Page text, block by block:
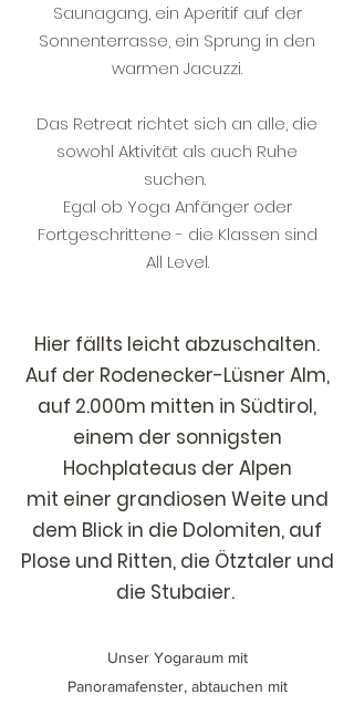
Saunagang, ein Aperitif auf der
Sonnenterrasse, ein Sprung in den
warmen Jacuzzi.
Das Retreat richtet sich an alle, die
sowohl Aktivität als auch Ruhe
suchen.
Egal ob Yoga Anfänger oder
Fortgeschrittene - die Klassen sind
All Level.
Hier fällts leicht abzuschalten.
Auf der Rodenecker-Lüsner Alm,
auf 2.000m mitten in Südtirol,
einem der sonnigsten
Hochplateaus der Alpen
mit einer grandiosen Weite und
dem Blick in die Dolomiten, auf
Plose und Ritten, die Ötztaler und
die Stubaier.
Unser Yogaraum mit
Panoramafenster, abtauchen mit